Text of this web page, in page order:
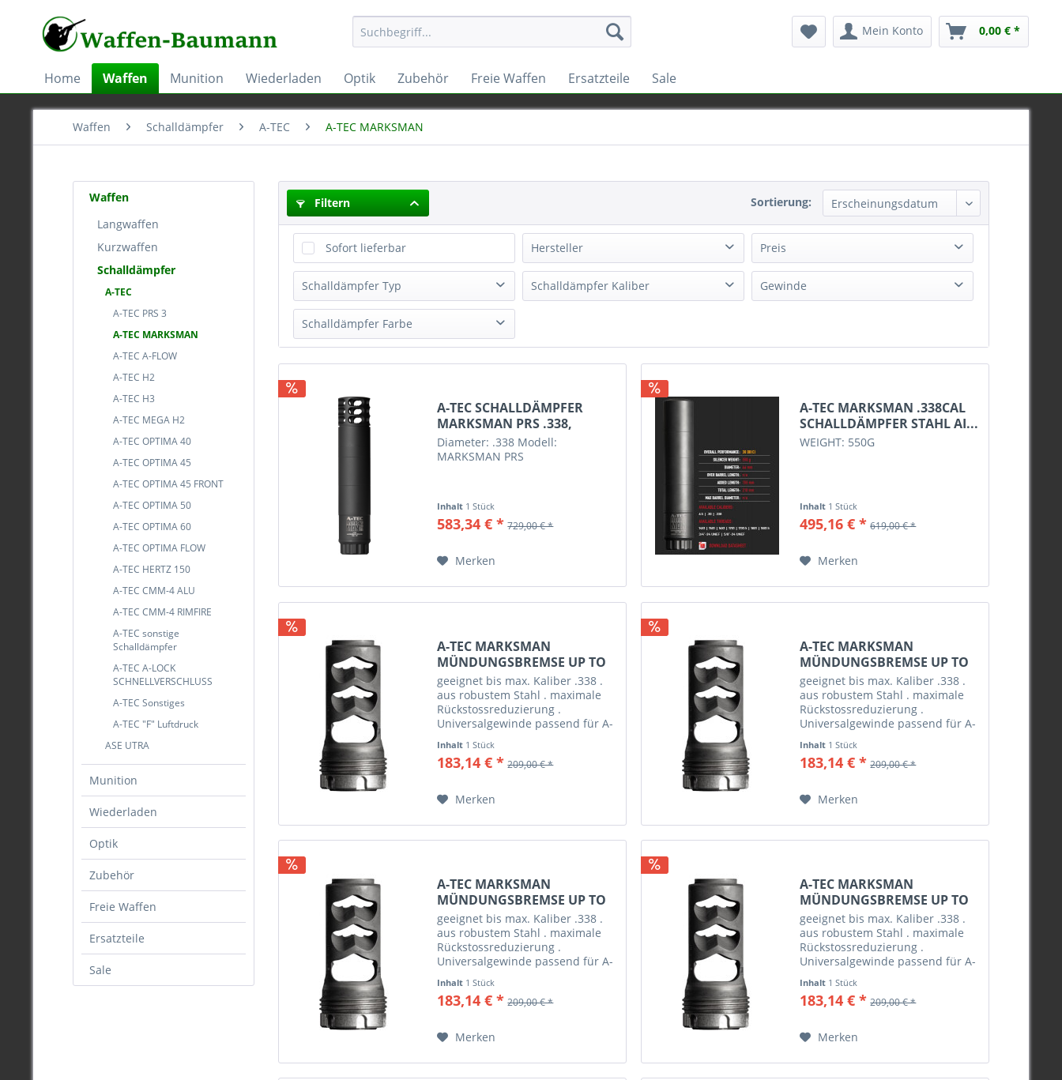
Mein Konto 0,00 € *
Home Waffen Munition Wiederladen Optik Zubehör Freie Waffen Ersatzteile Sale
Waffen Schalldämpfer A-TEC A-TEC MARKSMAN
Waffen
Langwaffen
Kurzwaffen
Schalldämpfer
A-TEC
A-TEC PRS 3
A-TEC MARKSMAN
A-TEC A-FLOW
A-TEC H2
A-TEC H3
A-TEC MEGA H2
A-TEC OPTIMA 40
A-TEC OPTIMA 45
A-TEC OPTIMA 45 FRONT
A-TEC OPTIMA 50
A-TEC OPTIMA 60
A-TEC OPTIMA FLOW
A-TEC HERTZ 150
A-TEC CMM-4 ALU
A-TEC CMM-4 RIMFIRE
A-TEC sonstige
Schalldämpfer
A-TEC A-LOCK
SCHNELLVERSCHLUSS
A-TEC Sonstiges
A-TEC "F" Luftdruck
ASE UTRA
Munition
Wiederladen
Optik
Zubehör
Freie Waffen
Ersatzteile
Sale
Filtern Sortierung:
Sofort lieferbar Hersteller
A-TEC
Preis
von183,14 €bis583,34 €
Schalldämpfer Typ
Marksman
Schalldämpfer Kaliber
.338
Gewinde
M14x1
M17x1
M18x1
M18x1,5
Schalldämpfer Farbe
Schwarz
A-TEC SCHALLDÄMPFER
MARKSMAN PRS .338,
#MARKPRS338
Diameter: .338 Modell:
MARKSMAN PRS
Inhalt 1 Stück
583,34 € * 729,00 € *
Merken
A-TEC MARKSMAN .338CAL
SCHALLDÄMPFER STAHL AI...
WEIGHT: 550G
Inhalt 1 Stück
495,16 € * 619,00 € *
Merken
A-TEC MARKSMAN
MÜNDUNGSBREMSE UP TO
.338,...
geeignet bis max. Kaliber .338 .
aus robustem Stahl . maximale
Rückstossreduzierung .
Universalgewinde passend für A-
Cerakote beschichtet . erhältlich
mit Gewinde 5/8“x24, M14x1, M
Inhalt 1 Stück
183,14 € * 209,00 € *
Merken
A-TEC MARKSMAN
MÜNDUNGSBREMSE UP TO
.338 M18X1
geeignet bis max. Kaliber .338 .
aus robustem Stahl . maximale
Rückstossreduzierung .
Universalgewinde passend für A-
Cerakote beschichtet . erhältlich
mit Gewinde 5/8“x24, M14x1, M
Inhalt 1 Stück
183,14 € * 209,00 € *
Merken
A-TEC MARKSMAN
MÜNDUNGSBREMSE UP TO
.338 M14X1
geeignet bis max. Kaliber .338 .
aus robustem Stahl . maximale
Rückstossreduzierung .
Universalgewinde passend für A-
Cerakote beschichtet . erhältlich
mit Gewinde 5/8“x24, M14x1, M
Inhalt 1 Stück
183,14 € * 209,00 € *
Merken
A-TEC MARKSMAN
MÜNDUNGSBREMSE UP TO
.338, M15X1
geeignet bis max. Kaliber .338 .
aus robustem Stahl . maximale
Rückstossreduzierung .
Universalgewinde passend für A-
Cerakote beschichtet . erhältlich
mit Gewinde 5/8“x24, M14x1, M
Inhalt 1 Stück
183,14 € * 209,00 € *
Merken